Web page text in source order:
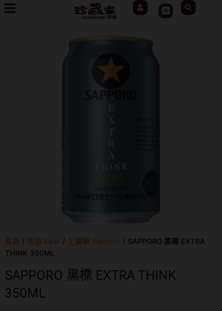
跳
User
Cart
Search
首頁 / 啤酒 Beer / 三寶樂 Sapporo / SAPPORO 黑標 EXTRA
THINK 350ML
SAPPORO 黑標 EXTRA THINK
350ML